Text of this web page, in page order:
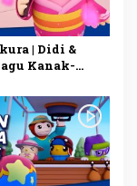
| Didi &
Kanak-